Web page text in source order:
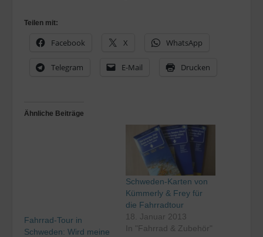
Teilen mit:
Facebook X WhatsApp
Telegram E-Mail Drucken
Ähnliche Beiträge
Fahrrad-Tour in
Schweden: Wird meine
Schweden-Karten von
Kümmerly & Frey für
die Fahrradtour
18. Januar 2013
In "Fahrrad & Zubehör"